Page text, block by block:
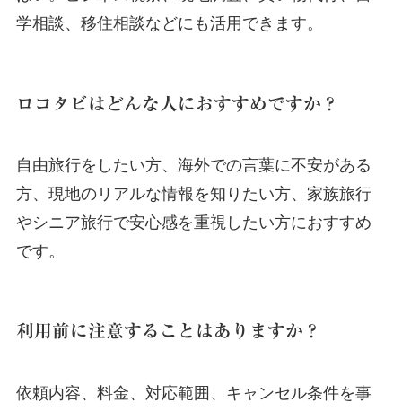
学相談、移住相談などにも活用できます。
ロコタビはどんな人におすすめですか？
自由旅行をしたい方、海外での言葉に不安がある
方、現地のリアルな情報を知りたい方、家族旅行
やシニア旅行で安心感を重視したい方におすすめ
です。
利用前に注意することはありますか？
依頼内容、料金、対応範囲、キャンセル条件を事